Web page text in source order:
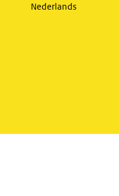
Nederlands